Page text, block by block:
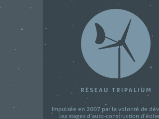
Impulsée en 2007 par la volonté de
les stages d’auto-construction